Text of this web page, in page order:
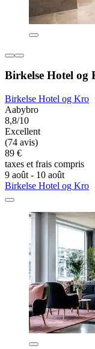
Birkelse Hotel og
Birkelse Hotel og Kro
Aabybro
8,8/10
Excellent
(74 avis)
89 €
taxes et frais compris
9 août - 10 août
Birkelse Hotel og Kro